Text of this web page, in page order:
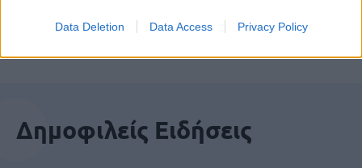
Data Deletion Data Access Privacy Policy
αναζήτησης της Google
Δημοφιλείς Ειδήσεις